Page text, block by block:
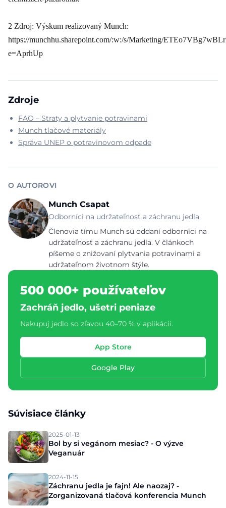
2 Zdroj: Výskum realizovaný Munch:
https://munchhu.sharepoint.com/:w:/s/Marketing/
e=AprhUp
Zdroje
FAO – Straty a plytvanie potravinami
Munch tlačové materiály
Správa UNEP o potravinovom odpade
O AUTOROVI
Munch Csapat
Odborníci na udržateľnosť a záchranu jedla
Členovia tímu Munch sú oddaní odborníci na
udržateľnosť a záchranu jedla. V článkoch
píšeme o znižovaní plytvania potravinami a
udržateľnom životnom štýle.
500 000+ používateľov
Zachráň jedlo, ušetri peniaze
Nakupuj jedlo so zľavou 40–70 % v aplikácii.
App Store
Google Play
Súvisiace články
2025-01-13
Bol by si vegánom mesiac? - O výzve
Veganuár
2024-11-15
Záchranu jedla je fajn! Ale naozaj? -
Zorganizovaná tlačová konferencia Munch